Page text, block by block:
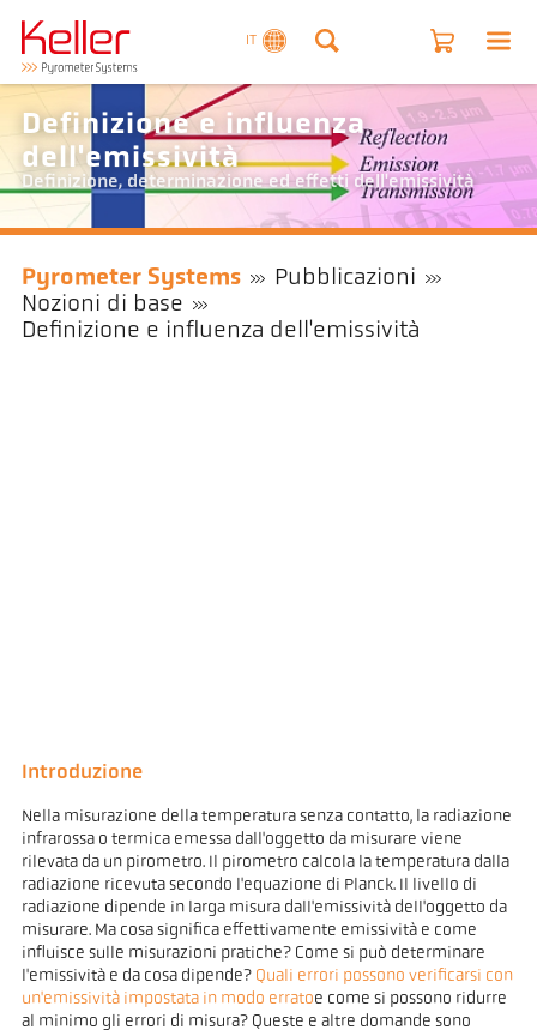
IT
Definizione e influenza
dell'emissività
Definizione, determinazione ed effetti dell'emissività
Pyrometer Systems
Pubblicazioni
Nozioni di base
Definizione e influenza dell'emissività
Introduzione
Nella misurazione della temperatura senza contatto, la radiazione
infrarossa o termica emessa dall'oggetto da misurare viene
rilevata da un pirometro. Il pirometro calcola la temperatura dalla
radiazione ricevuta secondo l'equazione di Planck. Il livello di
radiazione dipende in larga misura dall'emissività dell'oggetto da
misurare. Ma cosa significa effettivamente emissività e come
influisce sulle misurazioni pratiche? Come si può determinare
l'emissività e da cosa dipende? Quali errori possono verificarsi con
un'emissività impostata in modo erratoe come si possono ridurre
al minimo gli errori di misura? Queste e altre domande sono